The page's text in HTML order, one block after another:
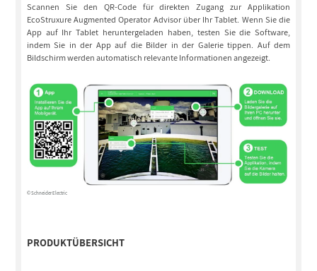
Scannen Sie den QR-Code für direkten Zugang zur Applikation
EcoStruxure Augmented Operator Advisor über Ihr Tablet. Wenn Sie die
App auf Ihr Tablet heruntergeladen haben, testen Sie die Software,
indem Sie in der App auf die Bilder in der Galerie tippen. Auf dem
Bildschirm werden automatisch relevante Informationen angezeigt.
© Schneider Electric
PRODUKTÜBERSICHT